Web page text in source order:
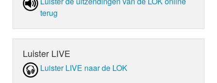
terug
Luister LIVE
Luister LIVE naar de LOK